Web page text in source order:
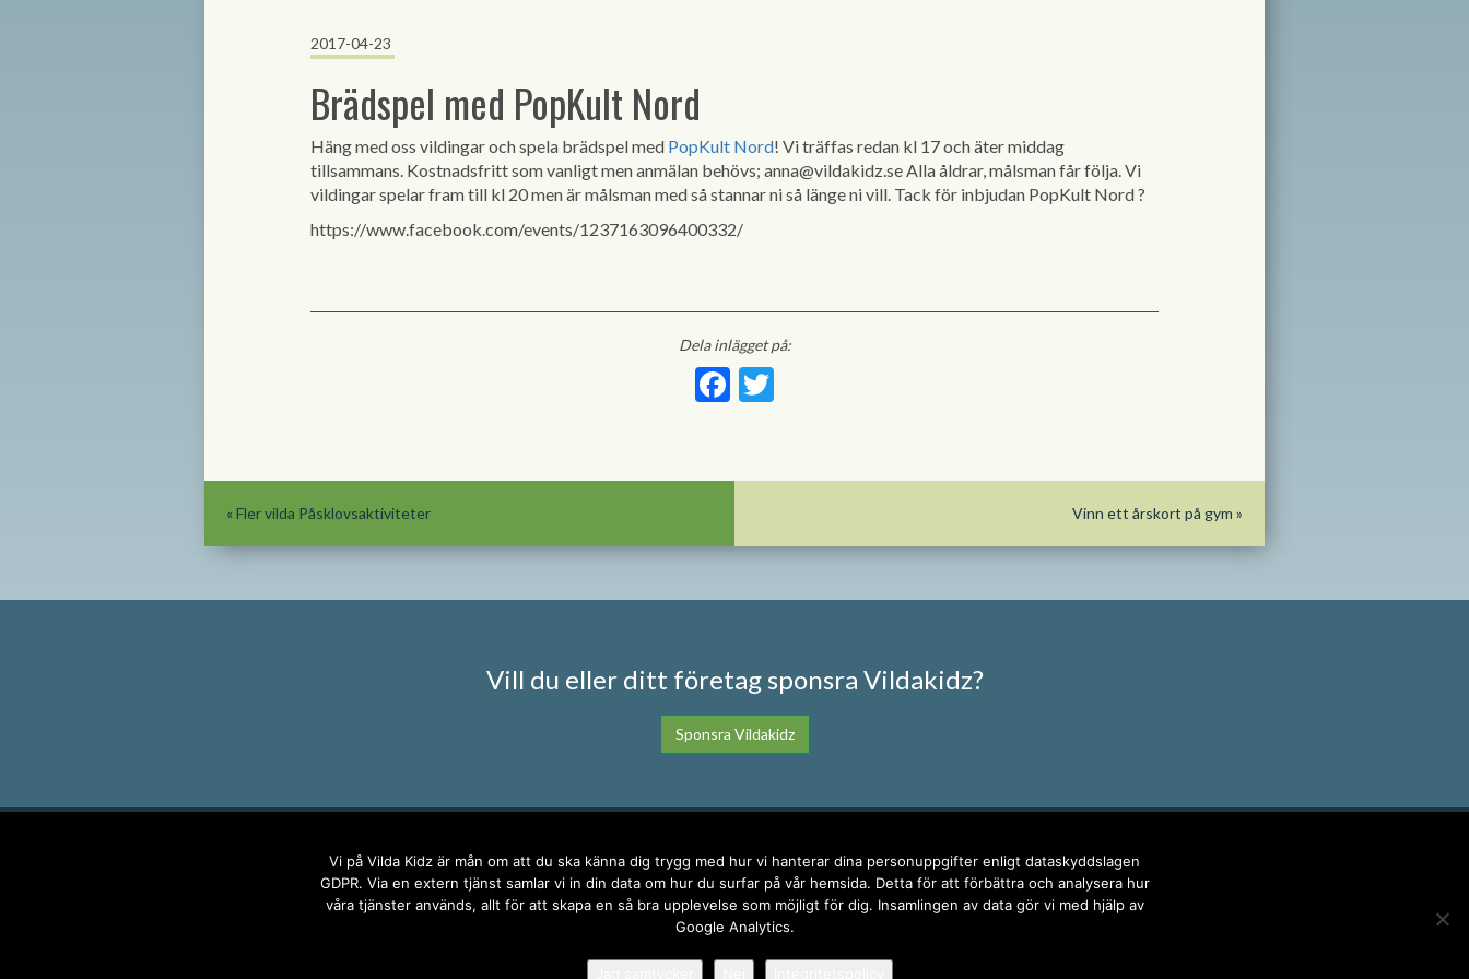
2017-04-23
Brädspel med PopKult Nord
Häng med oss vildingar och spela brädspel med PopKult Nord! Vi träffas redan kl 17 och äter middag
tillsammans. Kostnadsfritt som vanligt men anmälan behövs; anna@vildakidz.se Alla åldrar, målsman får följa. Vi
vildingar spelar fram till kl 20 men är målsman med så stannar ni så länge ni vill. Tack för inbjudan PopKult Nord?
https://www.facebook.com/events/1237163096400332/
Dela inlägget på:
Facebook
Vinn ett årskort på gym »
« Fler vilda Påsklovsaktiviteter
Vill du eller ditt företag sponsra Vildakidz?
Sponsra Vildakidz
KONTAKT
anna@vildakidz.se
SOCIALA MEDIER
Vi på Vilda Kidz är mån om att du ska känna dig trygg med hur vi hanterar dina personuppgifter enligt dataskyddslagen
GDPR. Via en extern tjänst samlar vi in din data om hur du surfar på vår hemsida. Detta för att förbättra och analysera hur
våra tjänster används, allt för att skapa en så bra upplevelse som möjligt för dig. Insamlingen av data gör vi med hjälp av
Google Analytics.